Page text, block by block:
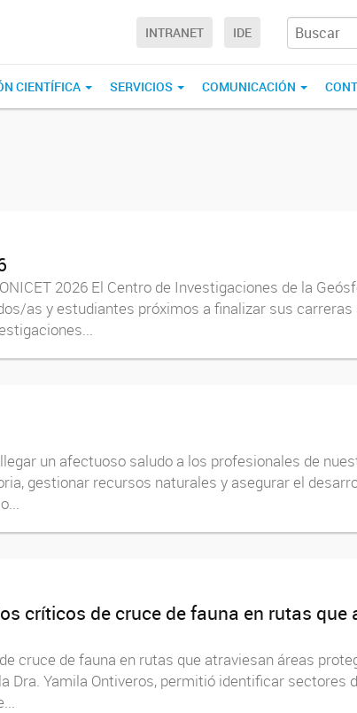
INTRANET IDE
CIENTÍFICA SERVICIOS COMUNICACIÓN
2026 El Centro de Investigaciones de la
as y estudiantes próximos a finalizar sus
un afectuoso saludo a los profesionales de
gestionar recursos naturales y asegurar el
críticos de cruce de fauna en rutas
cruce de fauna en rutas que atraviesan áreas
Dra. Yamila Ontiveros, permitió identificar sectores